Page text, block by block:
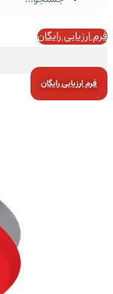
فرم ارزیابی رایگان
فرم ارزیابی رایگان